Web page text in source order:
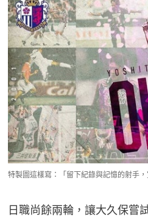
特製圖這樣寫：「留下紀錄與記憶的射手
日職尚餘兩輪，讓大久保嘗